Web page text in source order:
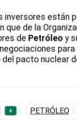
inversores están
que de la
de Petróleo y
para
pacto nuclear
+ PETRÓLEO